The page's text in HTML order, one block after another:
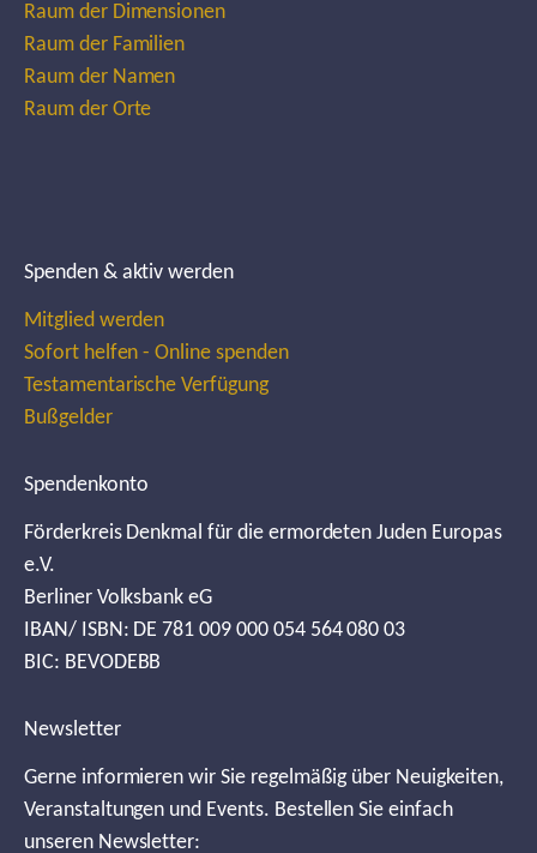
Raum der Dimensionen
Raum der Familien
Raum der Namen
Raum der Orte
Spenden & aktiv werden
Mitglied werden
Sofort helfen - Online spenden
Testamentarische Verfügung
Bußgelder
Spendenkonto
Förderkreis Denkmal für die ermordeten Juden Europas
e.V.
Berliner Volksbank eG
IBAN/ ISBN: DE 781 009 000 054 564 080 03
BIC: BEVODEBB
Newsletter
Gerne informieren wir Sie regelmäßig über Neuigkeiten,
Veranstaltungen und Events. Bestellen Sie einfach
unseren Newsletter: